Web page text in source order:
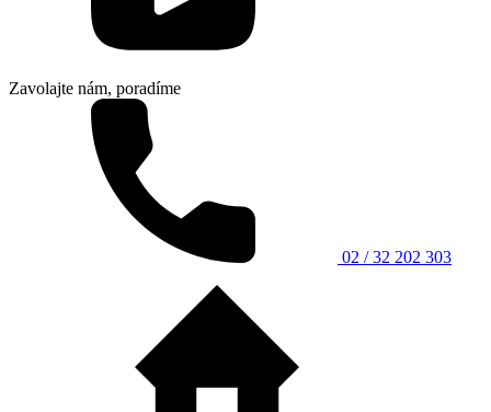
Zavolajte nám, poradíme
02 / 32 202 303